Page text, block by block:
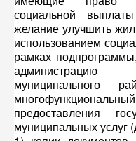
социальной
желание улучшить
использованием
рамках
администрацию
муниципального
предоставления
муниципальных